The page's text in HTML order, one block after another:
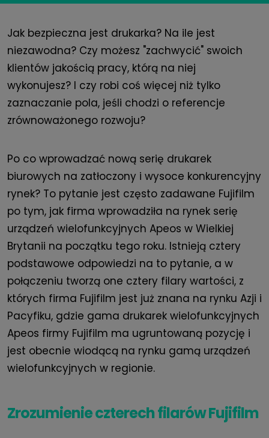
Jak bezpieczna jest drukarka? Na ile jest
niezawodna? Czy możesz "zachwycić" swoich
klientów jakością pracy, którą na niej
wykonujesz? I czy robi coś więcej niż tylko
zaznaczanie pola, jeśli chodzi o referencje
zrównoważonego rozwoju?
Po co wprowadzać nową serię drukarek
biurowych na zatłoczony i wysoce konkurencyjny
rynek? To pytanie jest często zadawane Fujifilm
po tym, jak firma wprowadziła na rynek serię
urządzeń wielofunkcyjnych Apeos w Wielkiej
Brytanii na początku tego roku. Istnieją cztery
podstawowe odpowiedzi na to pytanie, a w
połączeniu tworzą one cztery filary wartości, z
których firma Fujifilm jest już znana na rynku Azji i
Pacyfiku, gdzie gama drukarek wielofunkcyjnych
Apeos firmy Fujifilm ma ugruntowaną pozycję i
jest obecnie wiodącą na rynku gamą urządzeń
wielofunkcyjnych w regionie.
Zrozumienie czterech filarów Fujifilm